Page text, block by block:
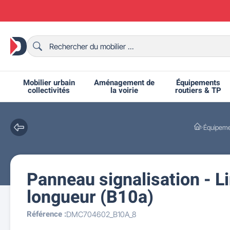
Mobilier urbain
collectivités
Bancs urbains
Aménagement de
la voirie
Bornes et potelets urbains
Équipements
routiers & TP
Ralentisseurs routiers
Grilles d'exposition
Fêtes et événements
Chaises de collectivité
Mobilier intérieur CHR
Chaises et bancs scolaires
Tables de ping-pong
Panneau signalisation -
longueur (B10a)
Référence :DMC704602_B10A_8